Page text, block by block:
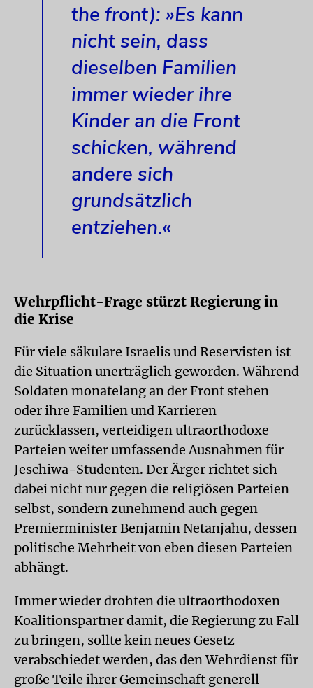
the front): »Es kann
nicht sein, dass
dieselben Familien
immer wieder ihre
Kinder an die Front
schicken, während
andere sich
grundsätzlich
entziehen.«
Wehrpflicht-Frage stürzt Regierung in
die Krise
Für viele säkulare Israelis und Reservisten ist
die Situation unerträglich geworden. Während
Soldaten monatelang an der Front stehen
oder ihre Familien und Karrieren
zurücklassen, verteidigen ultraorthodoxe
Parteien weiter umfassende Ausnahmen für
Jeschiwa-Studenten. Der Ärger richtet sich
dabei nicht nur gegen die religiösen Parteien
selbst, sondern zunehmend auch gegen
Premierminister Benjamin Netanjahu, dessen
politische Mehrheit von eben diesen Parteien
abhängt.
Immer wieder drohten die ultraorthodoxen
Koalitionspartner damit, die Regierung zu Fall
zu bringen, sollte kein neues Gesetz
verabschiedet werden, das den Wehrdienst für
große Teile ihrer Gemeinschaft generell